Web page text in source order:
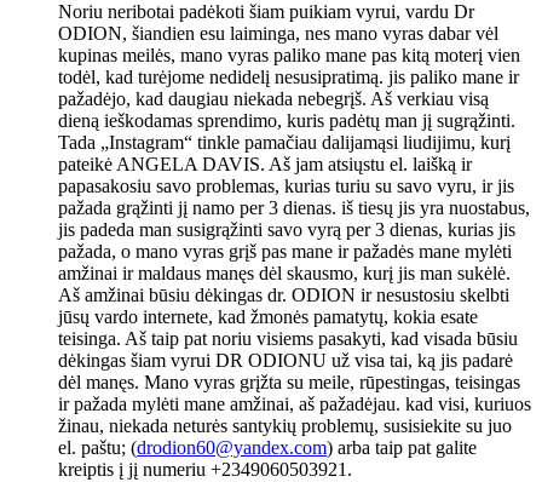
Noriu neribotai padėkoti šiam puikiam vyrui, vardu Dr
ODION, šiandien esu laiminga, nes mano vyras dabar vėl
kupinas meilės, mano vyras paliko mane pas kitą moterį vien
todėl, kad turėjome nedidelį nesusipratimą. jis paliko mane ir
pažadėjo, kad daugiau niekada nebegrįš. Aš verkiau visą
dieną ieškodamas sprendimo, kuris padėtų man jį sugrąžinti.
Tada „Instagram“ tinkle pamačiau dalijamąsi liudijimu, kurį
pateikė ANGELA DAVIS. Aš jam atsiųstu el. laišką ir
papasakosiu savo problemas, kurias turiu su savo vyru, ir jis
pažada grąžinti jį namo per 3 dienas. iš tiesų jis yra nuostabus,
jis padeda man susigrąžinti savo vyrą per 3 dienas, kurias jis
pažada, o mano vyras grįš pas mane ir pažadės mane mylėti
amžinai ir maldaus manęs dėl skausmo, kurį jis man sukėlė.
Aš amžinai būsiu dėkingas dr. ODION ir nesustosiu skelbti
jūsų vardo internete, kad žmonės pamatytų, kokia esate
teisinga. Aš taip pat noriu visiems pasakyti, kad visada būsiu
dėkingas šiam vyrui DR ODIONU už visa tai, ką jis padarė
dėl manęs. Mano vyras grįžta su meile, rūpestingas, teisingas
ir pažada mylėti mane amžinai, aš pažadėjau. kad visi, kuriuos
žinau, niekada neturės santykių problemų, susisiekite su juo
el. paštu; (drodion60@yandex.com) arba taip pat galite
kreiptis į jį numeriu +2349060503921.